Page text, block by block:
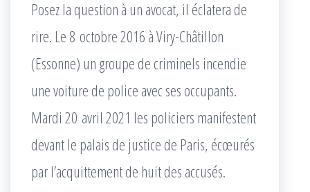
Posez la question à un avocat, il éclatera de
rire. Le 8 octobre 2016 à Viry-Châtillon
(Essonne) un groupe de criminels incendie
une voiture de police avec ses occupants.
Mardi 20 avril 2021 les policiers manifestent
devant le palais de justice de Paris, écœurés
par l’acquittement de huit des accusés.